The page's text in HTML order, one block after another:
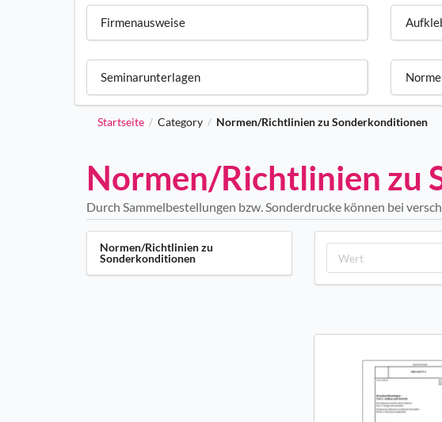
Firmenausweise
Seminarunterlagen
Startseite / Category / Normen/Richtlinien zu Sonderkonditionen
Normen/Richtlinien zu
Durch Sammelbestellungen bzw. Sonderdrucke können bei
Normen/Richtlinien zu
Sonderkonditionen